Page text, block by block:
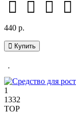
440 р.
Купить
1
1332
TOP